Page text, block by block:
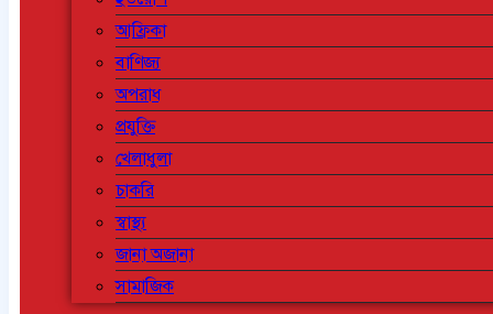
আফ্রিকা
বাণিজ্য
অপরাধ
প্রযুক্তি
খেলাধুলা
চাকরি
স্বাস্থ্য
জানা অজানা
সামাজিক